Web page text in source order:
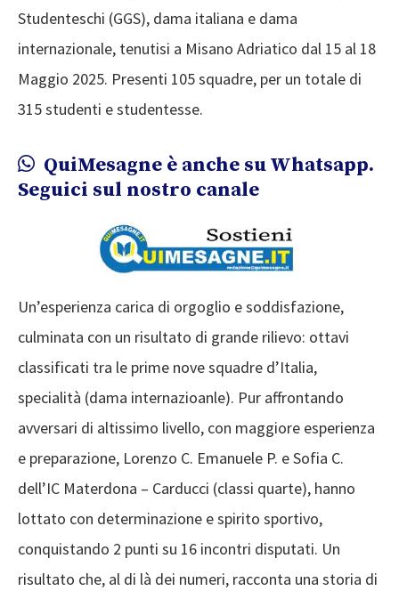
Studenteschi (GGS), dama italiana e dama
internazionale, tenutisi a Misano Adriatico dal 15 al 18
Maggio 2025. Presenti 105 squadre, per un totale di
315 studenti e studentesse.
QuiMesagne è anche su Whatsapp.
Seguici sul nostro canale
Un’esperienza carica di orgoglio e soddisfazione,
culminata con un risultato di grande rilievo: ottavi
classificati tra le prime nove squadre d’Italia,
specialità (dama internazioanle). Pur affrontando
avversari di altissimo livello, con maggiore esperienza
e preparazione, Lorenzo C. Emanuele P. e Sofia C.
dell’IC Materdona – Carducci (classi quarte), hanno
lottato con determinazione e spirito sportivo,
conquistando 2 punti su 16 incontri disputati. Un
risultato che, al di là dei numeri, racconta una storia di